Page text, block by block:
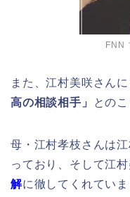
FNN
また、江村美咲さん
高の相談相手」
とのこ
母・江村孝枝さんは
っており、そして江
解に徹してくれていま